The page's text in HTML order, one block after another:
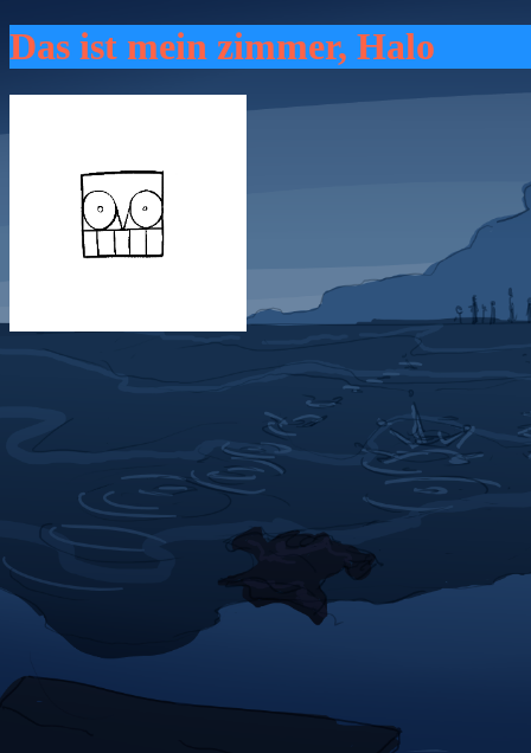
Das ist mein zimmer, Halo